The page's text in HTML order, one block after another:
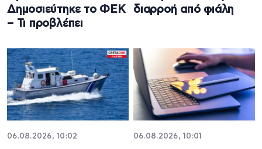
Δημοσιεύτηκε το ΦΕΚ
– Τι προβλέπει
διαρροή από φιάλη
06.08.2026, 10:02 06.08.2026, 10:01